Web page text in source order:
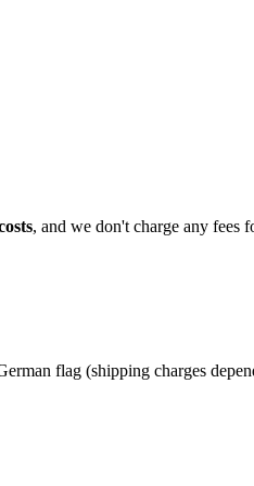
, and we don't charge any fees
flag (shipping charges